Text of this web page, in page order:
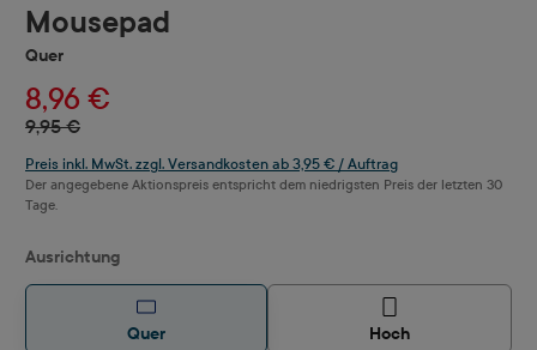
Mousepad
Quer
8,96 €
9,95 €
Preis inkl. MwSt. zzgl. Versandkosten ab 3,95 € / Auftrag
Der angegebene Aktionspreis entspricht dem niedrigsten Preis der letzten 30
Tage.
Ausrichtungauswählen
Quer Hoch